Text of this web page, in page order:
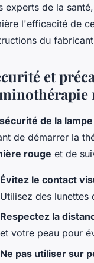
experts de la
l'efficacité de
du
et
sécurité de la
de démarrer la
rouge et de
Évitez le contact
Utilisez des
Respectez la
et votre peau pour
Ne pas utiliser sur